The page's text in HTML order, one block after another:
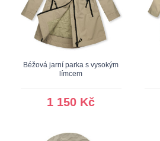
Béžová jarní parka s vysokým
límcem
1 150 Kč